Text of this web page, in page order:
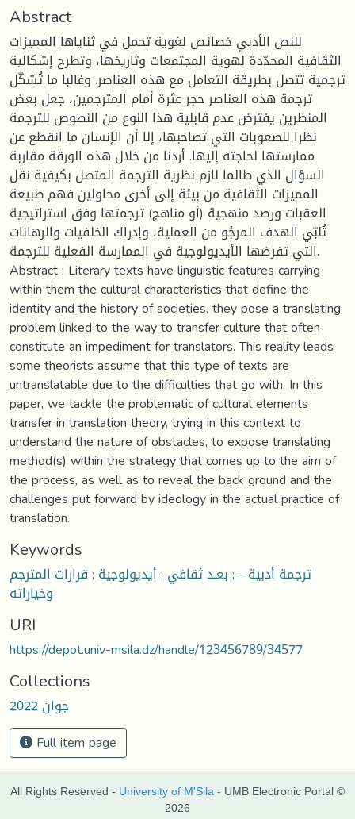
Abstract
للنص الأدبي خصائص لغوية تحمل في ثناياها المميزات
الثقافية المحدّدة لهوية المجتمعات وتاريخها، وتطرح إشكالية
ترجمية تتصل بطريقة التعامل مع هذه العناصر. وغالبا ما تُشكّل
ترجمة هذه العناصر حجر عثرة أمام المترجمين، جعل بعض
المنظرين يفترض عدم قابلية هذا النوع من النصوص للترجمة
نظرا للصعوبات التي تصاحبها، إلا أن الإنسان ما انقطع عن
ممارستها لحاجته إليها. أردنا من خلال هذه الورقة مقاربة
السؤال الذي طالما لازم نظرية الترجمة المتصل بكيفية نقل
المميزات الثقافية من بيئة إلى أخرى محاولين فهم طبيعة
العقبات ورصد منهجية (أو مناهج) ترجمتها وفق استراتيجية
تُلبّي الهدف المرجُو من العملية، وإدراك الخلفيات والرهانات
التي تفرضها الأيديولوجية في الممارسة الفعلية للترجمة.
Abstract : Literary texts have linguistic features carrying
within them the cultural characteristics that define the
identity and the history of societies, they pose a translating
problem linked to the way to transfer culture that often
constitute an impediment for translators. This reality leads
some theorists assume that this type of texts are
untranslatable due to the difficulties that go with. In this
paper, we tackle the problematic of cultural elements
transfer in translation theory, trying in this context to
understand the nature of obstacles, to expose translating
method(s) within the strategy that comes up to the aim of
the process, as well as to reveal the back ground and the
challenges put forward by ideology in the actual practice of
translation.
Keywords
ترجمة أدبية - ; بعـد ثقافي ; أيديولوجية ; قرارات المترجم
وخياراته
URI
https://depot.univ-msila.dz/handle/123456789/34577
Collections
جوان 2022
Full item page
All Rights Reserved - University of M'Sila - UMB Electronic Portal ©
2026